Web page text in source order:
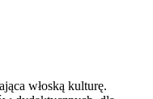
włoską kulturę.